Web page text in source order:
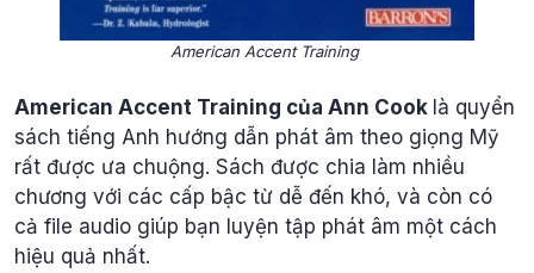
American Accent Training
American Accent Training của Ann Cook là quyển
sách tiếng Anh hướng dẫn phát âm theo giọng Mỹ
rất được ưa chuộng. Sách được chia làm nhiều
chương với các cấp bậc từ dễ đến khó, và còn có
cả file audio giúp bạn luyện tập phát âm một cách
hiệu quả nhất.